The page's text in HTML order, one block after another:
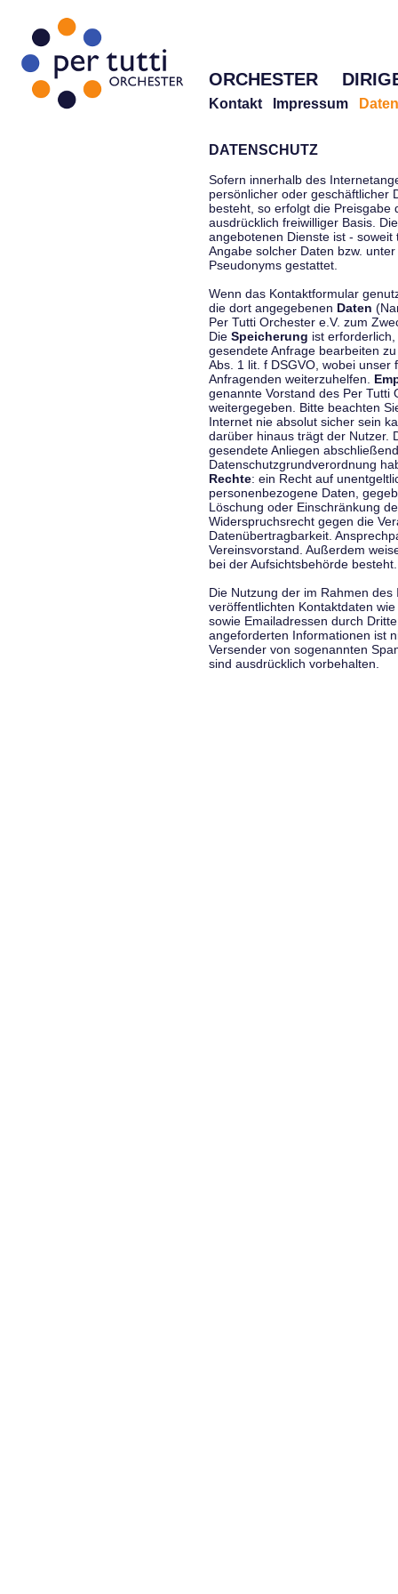
ORCHESTER
Kontakt Impressum
DATENSCHUTZ
Sofern innerhalb des
persönlicher oder geschäftlicher
besteht, so erfolgt die Preisgabe
ausdrücklich freiwilliger Basis.
angebotenen Dienste ist -
Angabe solcher Daten bzw.
Pseudonyms gestattet.
Wenn das Kontaktformular
die dort angegebenen Daten
Per Tutti Orchester e.V. zum
Die Speicherung ist
gesendete Anfrage bearbeiten
Abs. 1 lit. f DSGVO, wobei
Anfragenden weiterzuhelfen.
genannte Vorstand des Per Tutti
weitergegeben. Bitte beachten
Internet nie absolut sicher sein
darüber hinaus trägt der Nutzer.
gesendete Anliegen
Datenschutzgrundverordnung
Rechte: ein Recht auf
personenbezogene Daten,
Löschung oder Einschränkung
Widerspruchsrecht gegen die
Datenübertragbarkeit.
Vereinsvorstand. Außerdem
bei der Aufsichtsbehörde besteht.
Die Nutzung der im Rahmen
veröffentlichten Kontaktdaten
sowie Emailadressen durch
angeforderten Informationen ist
Versender von sogenannten
sind ausdrücklich vorbehalten.